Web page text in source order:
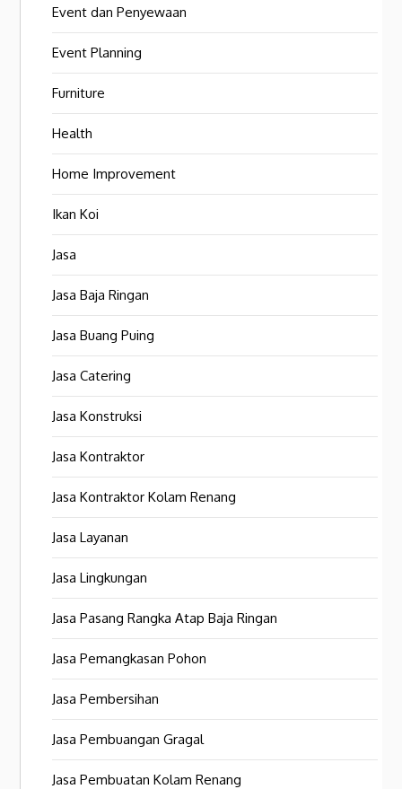
Event dan Penyewaan
Event Planning
Furniture
Health
Home Improvement
Ikan Koi
Jasa
Jasa Baja Ringan
Jasa Buang Puing
Jasa Catering
Jasa Konstruksi
Jasa Kontraktor
Jasa Kontraktor Kolam Renang
Jasa Layanan
Jasa Lingkungan
Jasa Pasang Rangka Atap Baja Ringan
Jasa Pemangkasan Pohon
Jasa Pembersihan
Jasa Pembuangan Gragal
Jasa Pembuatan Kolam Renang